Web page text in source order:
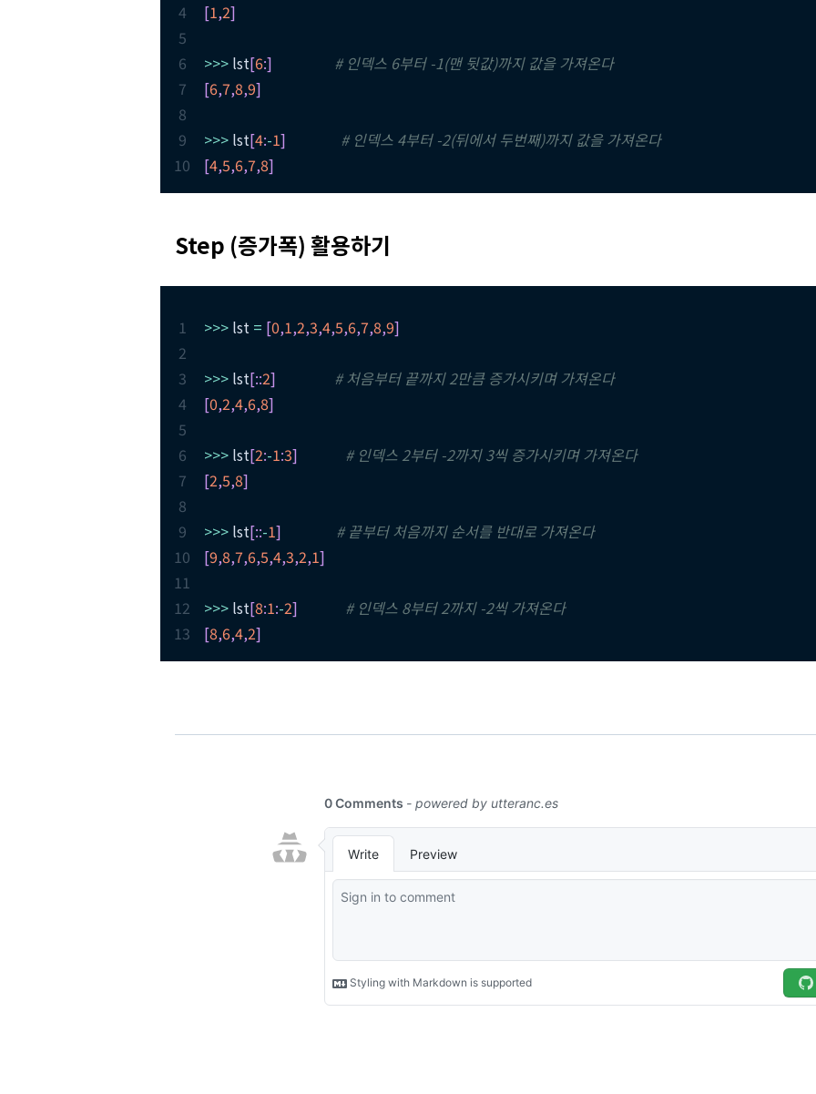
4
[1,2]
5
6
>>> lst[6:]
# 인덱스 6부터 -1(맨 뒷값)까지 값을 가져온다
7
[6,7,8,9]
8
9
>>> lst[4:-1]
# 인덱스 4부터 -2(뒤에서 두번째)까지 값을 가져온다
10
[4,5,6,7,8]
Step (증가폭) 활용하기
1
>>> lst = [0,1,2,3,4,5,6,7,8,9]
2
3
>>> lst[::2]
# 처음부터 끝까지 2만큼 증가시키며 가져온다
4
[0,2,4,6,8]
5
6
>>> lst[2:-1:3]
# 인덱스 2부터 -2까지 3씩 증가시키며 가져온다
7
[2,5,8]
8
9
>>> lst[::-1]
# 끝부터 처음까지 순서를 반대로 가져온다
10
[9,8,7,6,5,4,3,2,1]
11
12
>>> lst[8:1:-2]
# 인덱스 8부터 2까지 -2씩 가져온다
13
[8,6,4,2]